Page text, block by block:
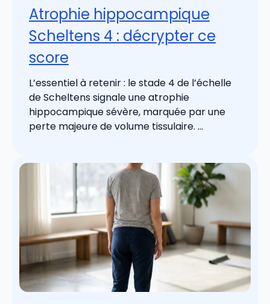
Atrophie hippocampique
Scheltens 4 : décrypter ce
score
L’essentiel à retenir : le stade 4 de l’échelle
de Scheltens signale une atrophie
hippocampique sévère, marquée par une
perte majeure de volume tissulaire. ...